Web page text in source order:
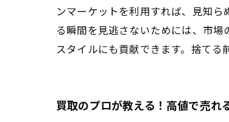
ンマーケットを利用すれば、見知
る瞬間を見逃さないためには、市
スタイルにも貢献できます。捨てる
買取のプロが教える！高値で売れ